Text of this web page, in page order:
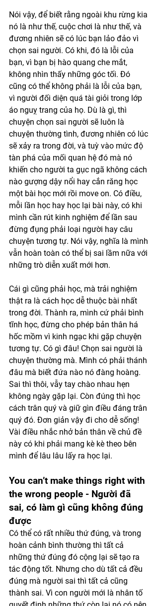
Nói vậy, để biết rằng ngoài khu rừng kia
nó là như thế, cuộc chơi là như thế, và
đương nhiên sẽ có lúc bạn lảo đảo vì
chọn sai người. Có khi, đó là lỗi của
bạn, vì bạn bị hào quang che mắt,
không nhìn thấy những góc tối. Đó
cũng có thể không phải là lỗi của bạn,
vì người đối diện quá tài giỏi trong lớp
áo nguỵ trang của họ. Dù là gì, thì
chuyện chọn sai người sẽ luôn là
chuyện thường tình, đương nhiên có lúc
sẽ xảy ra trong đời, và tuỳ vào mức độ
tàn phá của mối quan hệ đó mà nó
khiến cho người ta gục ngã không cách
nào gượng dậy nổi hay cắn răng học
một bài học mới rồi move on. Có điều,
mỗi lần học hay học lại bài này, có khi
mình cần rút kinh nghiệm để lần sau
đừng đụng phải loại người hay câu
chuyện tương tự. Nói vậy, nghĩa là mình
vẫn hoàn toàn có thể bị sai lầm nữa với
những trò diễn xuất mới hơn.
Cái gì cũng phải học, mà trải nghiệm
thật ra là cách học dễ thuộc bài nhất
trong đời. Thành ra, mình cứ phải bình
tĩnh học, đừng cho phép bản thân há
hốc mồm vì kinh ngạc khi gặp chuyện
tương tự. Có gì đâu! Chọn sai người là
chuyện thường mà. Mình có phải thánh
đâu mà biết đứa nào nó đàng hoàng.
Sai thì thôi, vẫy tay chào nhau hẹn
không ngày gặp lại. Còn đúng thì học
cách trân quý và giữ gìn điều đáng trân
quý đó. Đơn giản vậy đi cho dễ sống!
Vài điều nhắc nhở bản thân về chủ đề
này có khi phải mang kè kè theo bên
mình để lâu lâu lấy ra học lại.
You can’t make things right with
the wrong people - Người đã
sai, có làm gì cũng không đúng
được
Có thể có rất nhiều thứ đúng, và trong
hoàn cảnh bình thường thì tất cả
những thứ đúng đó cộng lại sẽ tạo ra
tác động tốt. Nhưng cho dù tất cả đều
đúng mà người sai thì tất cả cũng
thành sai. Vì con người mới là nhân tố